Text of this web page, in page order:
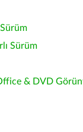
Sürüm
& DVD